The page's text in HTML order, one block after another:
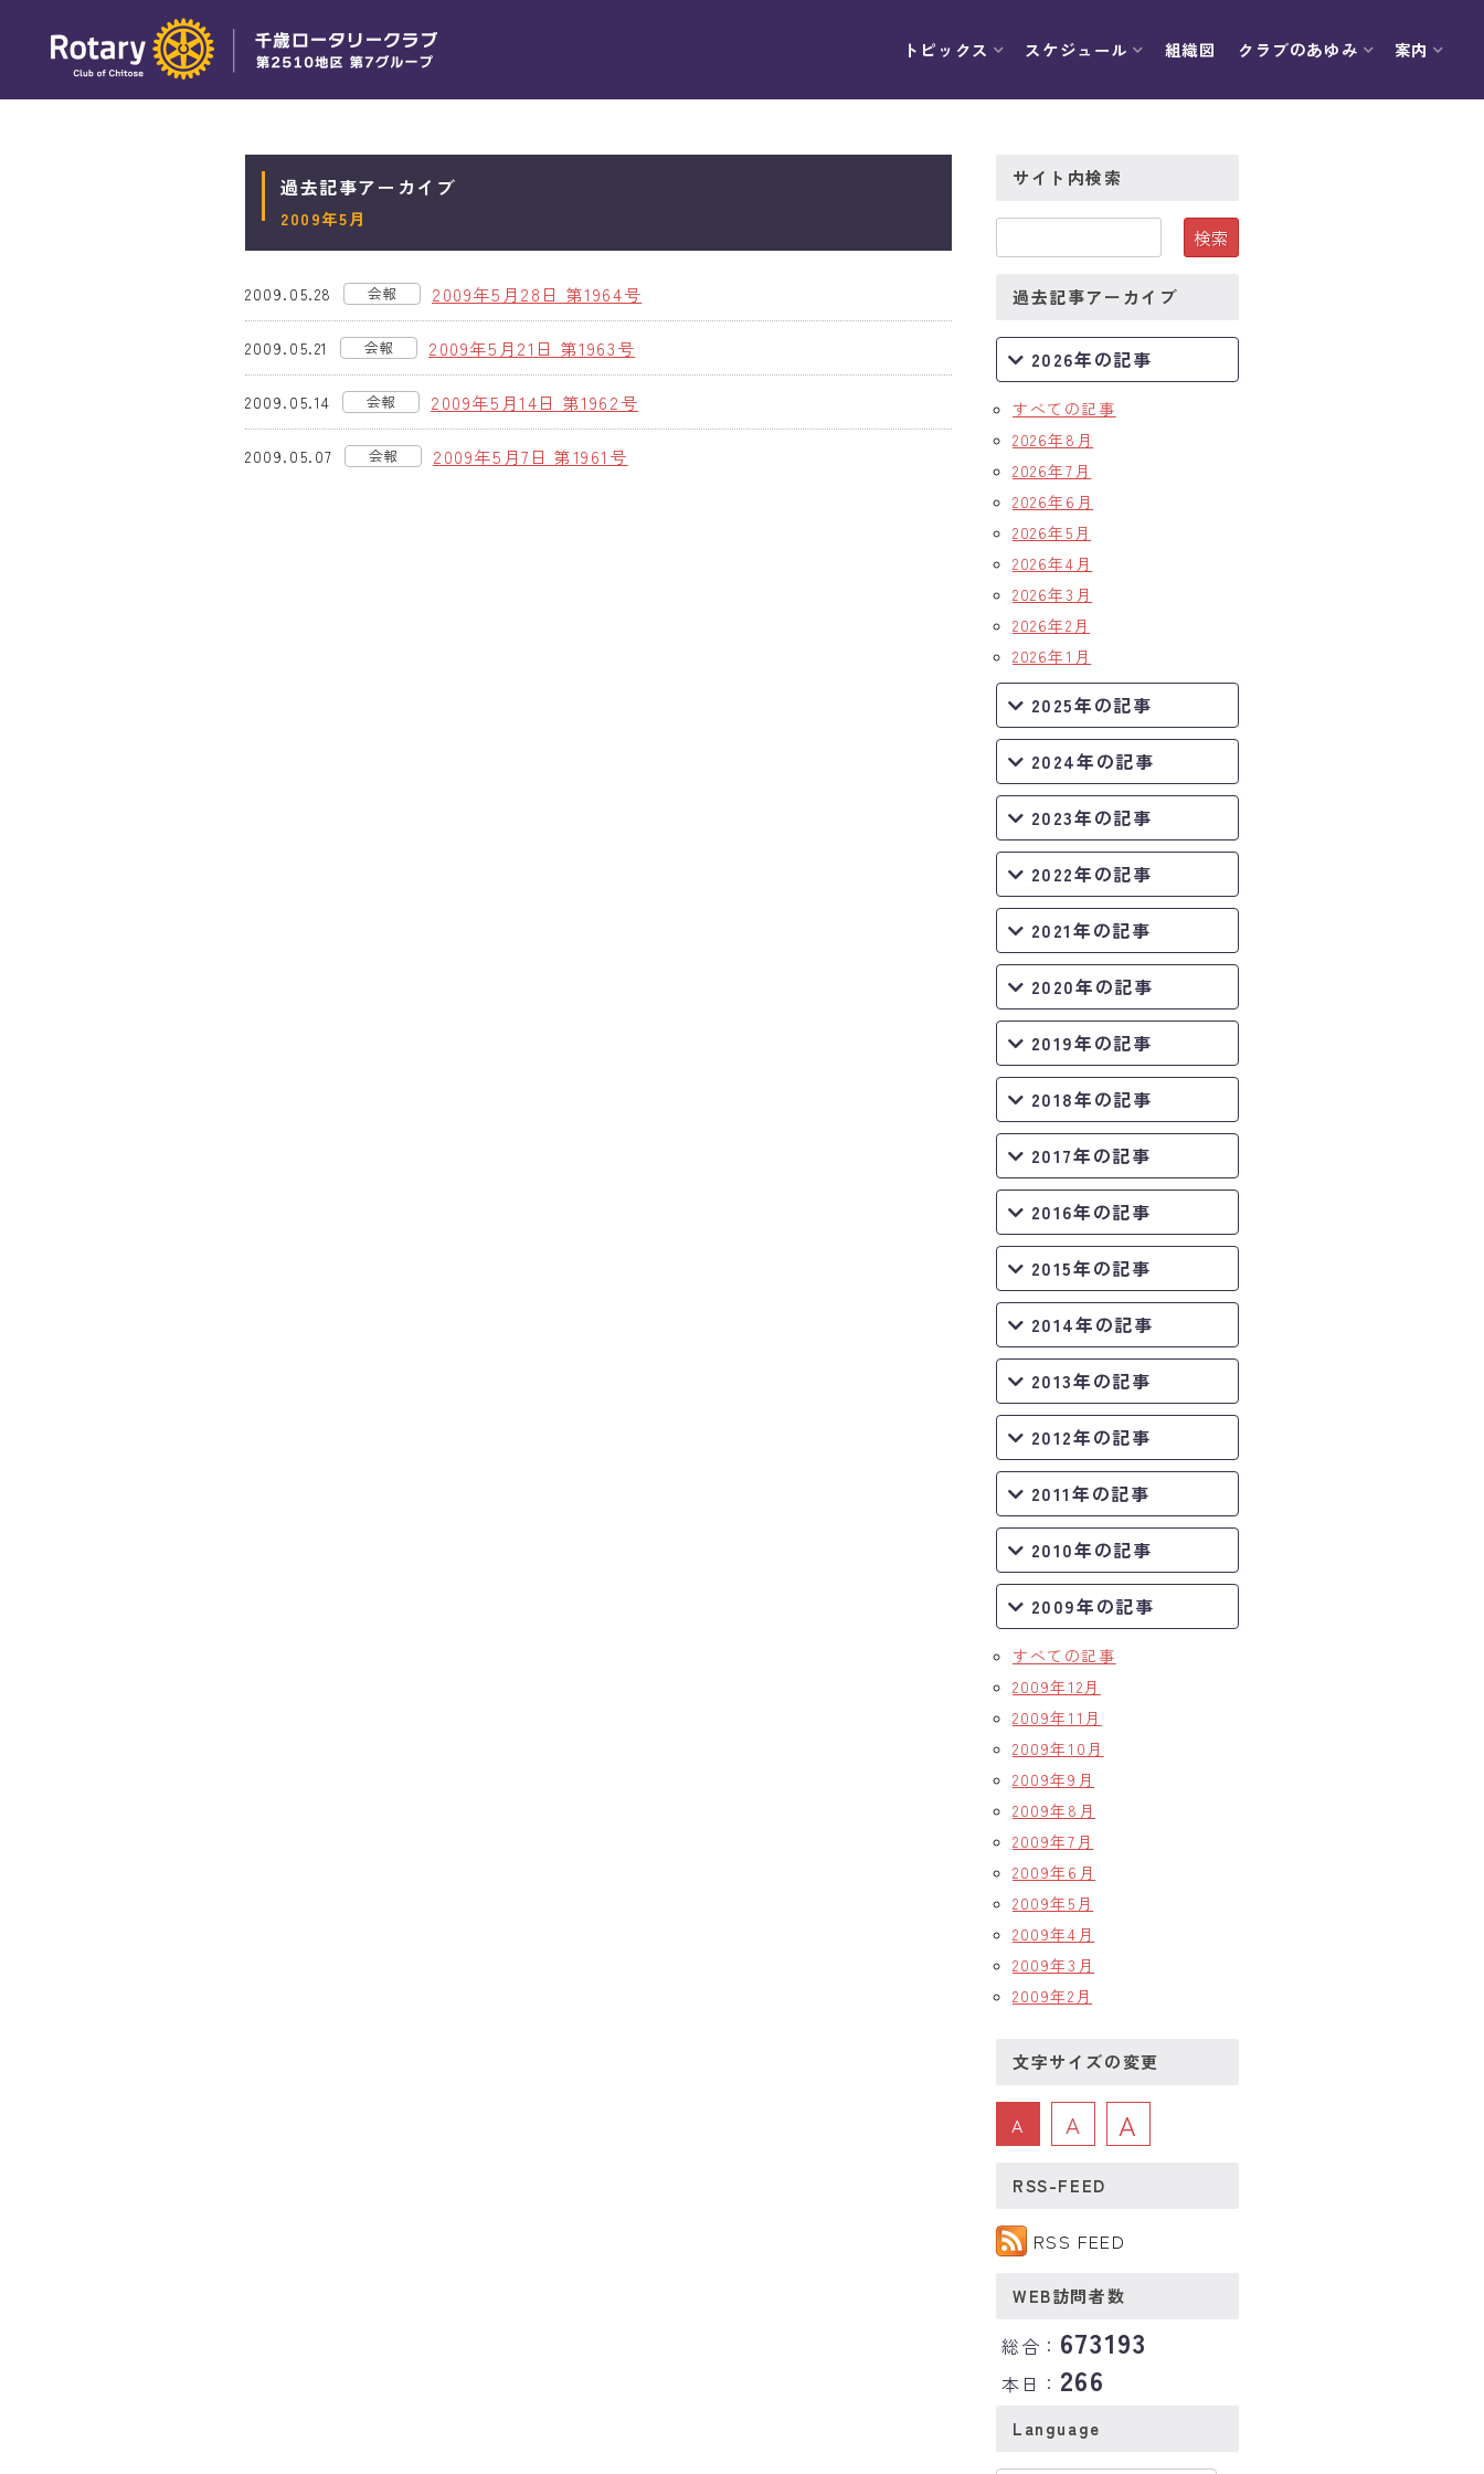
トピックス スケジュール 組織図 クラブのあゆみ 案内
過去記事アーカイブ
2009年5月
2009.05.28 会報 2009年5月28日 第1964号
2009.05.21 会報 2009年5月21日 第1963号
2009.05.14 会報 2009年5月14日 第1962号
2009.05.07 会報 2009年5月7日 第1961号
サイト内検索
過去記事アーカイブ
2026年の記事
すべての記事
2026年8月
2026年7月
2026年6月
2026年5月
2026年4月
2026年3月
2026年2月
2026年1月
2025年の記事
2024年の記事
2023年の記事
2022年の記事
2021年の記事
2020年の記事
2019年の記事
2018年の記事
2017年の記事
2016年の記事
2015年の記事
2014年の記事
2013年の記事
2012年の記事
2011年の記事
2010年の記事
2009年の記事
すべての記事
2009年12月
2009年11月
2009年10月
2009年9月
2009年8月
2009年7月
2009年6月
2009年5月
2009年4月
2009年3月
2009年2月
文字サイズの変更
A A A
RSS-FEED
RSS FEED
WEB訪問者数
総合： 673193
本日： 266
Language